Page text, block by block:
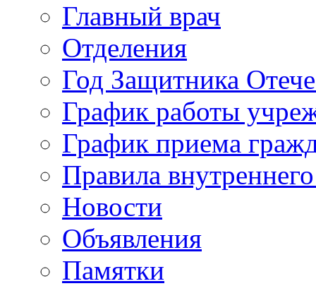
Главный врач
Отделения
Год Защитника
График работы
График приема
Правила
Новости
Объявления
Памятки